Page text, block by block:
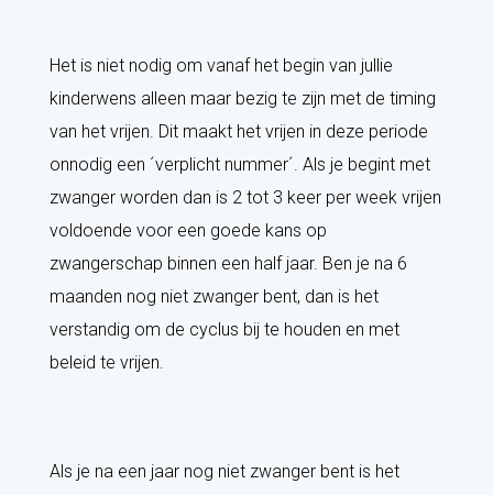
Het is niet nodig om vanaf het begin van jullie
kinderwens alleen maar bezig te zijn met de timing
van het vrijen. Dit maakt het vrijen in deze periode
onnodig een ´verplicht nummer´. Als je begint met
zwanger worden dan is 2 tot 3 keer per week vrijen
voldoende voor een goede kans op
zwangerschap binnen een half jaar. Ben je na 6
maanden nog niet zwanger bent, dan is het
verstandig om de cyclus bij te houden en met
beleid te vrijen.
Als je na een jaar nog niet zwanger bent is het